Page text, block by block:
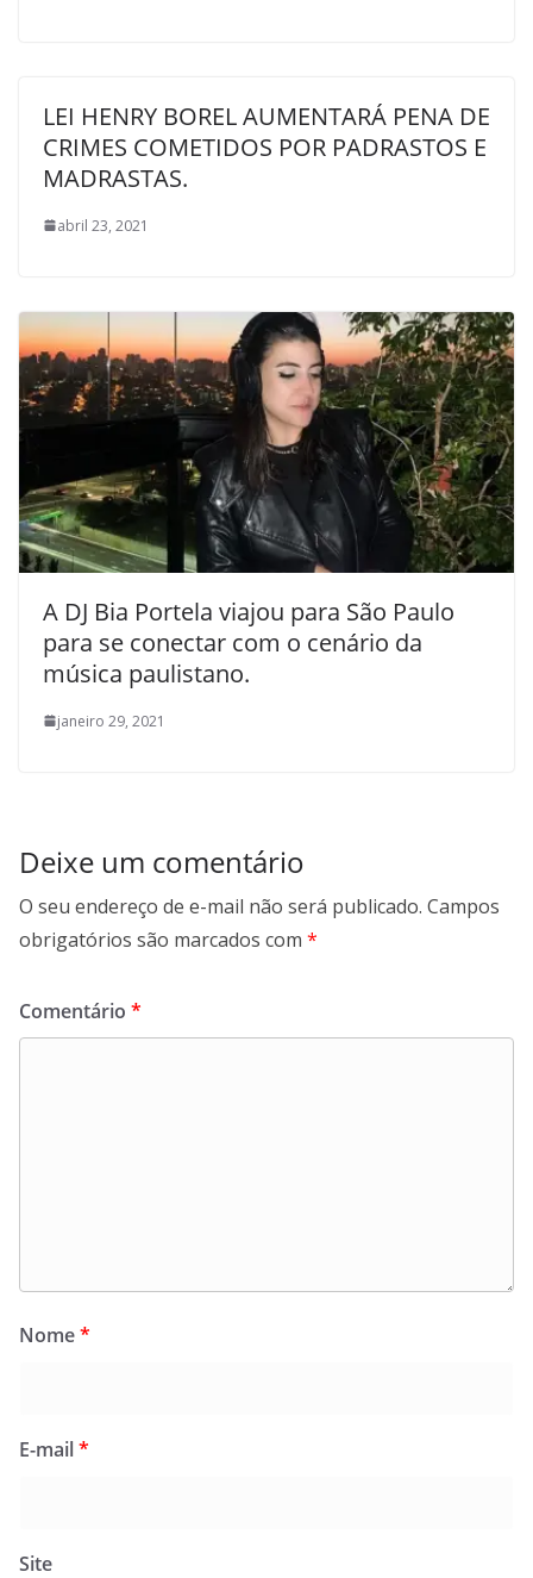
LEI HENRY BOREL AUMENTARÁ PENA DE
CRIMES COMETIDOS POR PADRASTOS E
MADRASTAS.
abril 23, 2021
A DJ Bia Portela viajou para São Paulo
para se conectar com o cenário da
música paulistano.
janeiro 29, 2021
Deixe um comentário
O seu endereço de e-mail não será publicado. Campos
obrigatórios são marcados com *
Comentário *
Nome*
E-mail*
Site